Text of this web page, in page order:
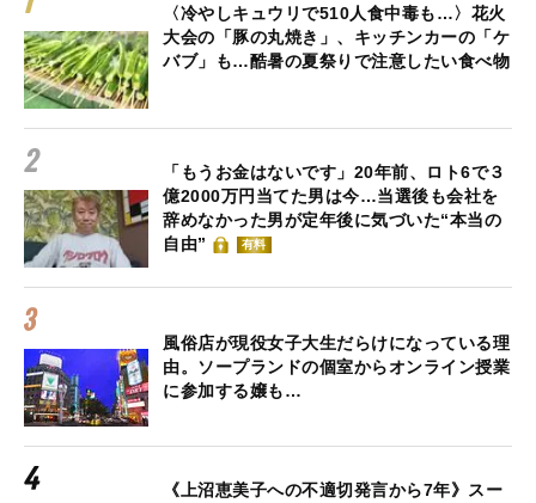
〈冷やしキュウリで510人食中毒も…〉花火
大会の「豚の丸焼き」、キッチンカーの「ケ
バブ」も…酷暑の夏祭りで注意したい食べ物
「もうお金はないです」20年前、ロト6で３
億2000万円当てた男は今…当選後も会社を
辞めなかった男が定年後に気づいた“本当の
自由”
有料
風俗店が現役女子大生だらけになっている理
由。ソープランドの個室からオンライン授業
に参加する嬢も…
《上沼恵美子への不適切発言から7年》スー